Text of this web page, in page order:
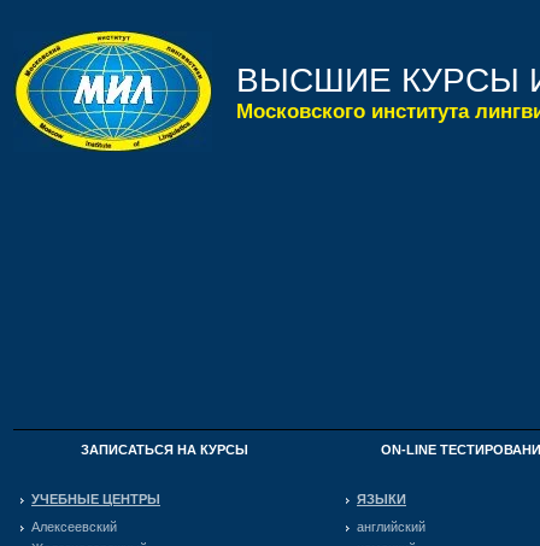
ВЫСШИЕ КУРСЫ
Московского института
ЗАПИСАТЬСЯ НА КУРСЫ ON-LINE
УЧЕБНЫЕ ЦЕНТРЫ
ЯЗЫКИ
Алексеевский
английский